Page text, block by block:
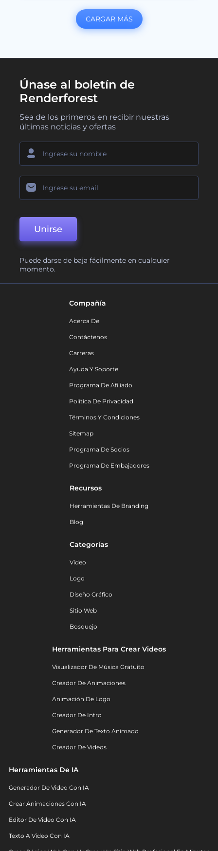
CARGAR MÁS
Únase al boletín de
Renderforest
Sea de los primeros en recibir nuestras
últimas noticias y ofertas
Unirse
Puede darse de baja fácilmente en cualquier
momento.
Compañía
Acerca De
Contáctenos
Carreras
Ayuda Y Soporte
Programa De Afiliado
Política De Privacidad
Términos Y Condiciones
Sitemap
Programa De Socios
Programa De Embajadores
Recursos
Herramientas De Branding
Blog
Categorías
Vídeo
Logo
Diseño Gráfico
Sitio Web
Bosquejo
Herramientas Para Crear Videos
Visualizador De Música Gratuito
Creador De Animaciones
Animación De Logo
Creador De Intro
Generador De Texto Animado
Creador De Videos
Herramientas De IA
Generador De Video Con IA
Crear Animaciones Con IA
Editor De Video Con IA
Texto A Video Con IA